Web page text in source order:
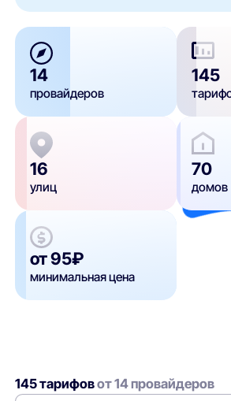
14
провайдеров
145
16
улиц
70
домов
от 95₽
минимальная цена
145 тарифовот 14 провайдеров